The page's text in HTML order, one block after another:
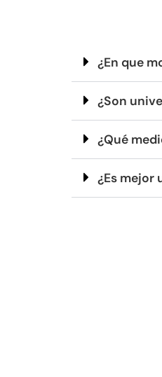
¿En que
¿Son
¿Qué
¿Es mejor